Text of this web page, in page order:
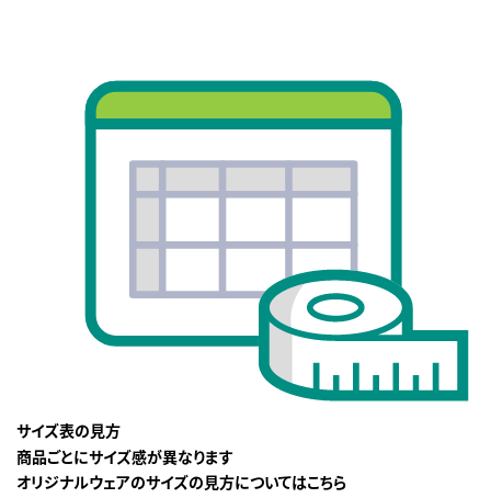
サイズ表の見方
商品ごとにサイズ感が異なります
オリジナルウェアのサイズの見方についてはこちら